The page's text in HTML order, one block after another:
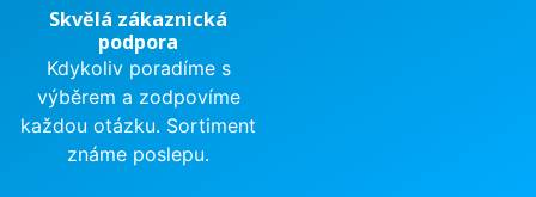
Skvělá zákaznická
podpora
Kdykoliv poradíme s
výběrem a zodpovíme
každou otázku. Sortiment
známe poslepu.